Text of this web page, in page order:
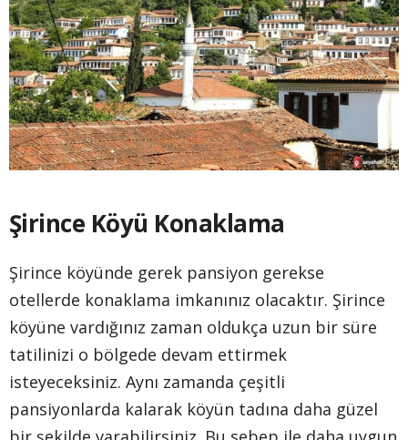
Şirince Köyü Konaklama
Şirince köyünde gerek pansiyon gerekse
otellerde konaklama imkanınız olacaktır. Şirince
köyüne vardığınız zaman oldukça uzun bir süre
tatilinizi o bölgede devam ettirmek
isteyeceksiniz. Aynı zamanda çeşitli
pansiyonlarda kalarak köyün tadına daha güzel